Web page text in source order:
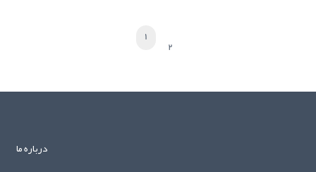
1
2
درباره ما